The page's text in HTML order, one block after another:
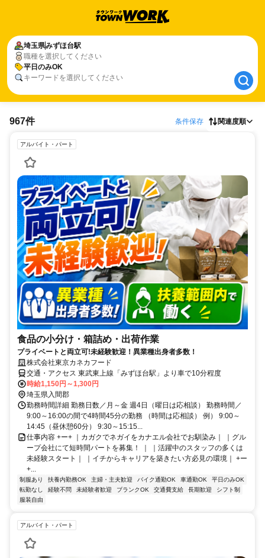
埼玉県みずほ台駅
職種を選択してください
平日のみOK
キーワードを選択してください
埼玉県みずほ台駅
平日のみOK
967件 条件保存 関連度順
アルバイト・パート
食品の小分け・箱詰め・出荷作業
プライベートと両立可!未経験歓迎！異業種出身者多数！
株式会社東京カネカフード
交通・アクセス 東武東上線「みずほ台駅」より車で10分程度
時給1,150円～1,300円
埼玉県入間郡
勤務時間詳細 勤務日数／月～金 週4日（曜日は応相談） 勤務時間／
9:00～16:00の間で4時間45分の勤務 （時間は応相談） 例） 9:00～
14:45（昼休憩60分） 9:30～15:15...
仕事内容 +ー+ ｜カガクでネガイをカナエル会社でお馴染み｜ ｜グル
ープ会社にて短時間パートを募集！ ｜ ｜活躍中のスタッフの多くは
未経験スタート｜ ｜イチからキャリアを築きたい方必見の環境｜ +ー
+...
制服あり 扶養内勤務OK 主婦・主夫歓迎 バイク通勤OK 車通勤OK
平日のみOK
転勤なし
経験不問 未経験者歓迎 ブランクOK 交通費支給 長期歓迎
シフト制
服装自由
アルバイト・パート